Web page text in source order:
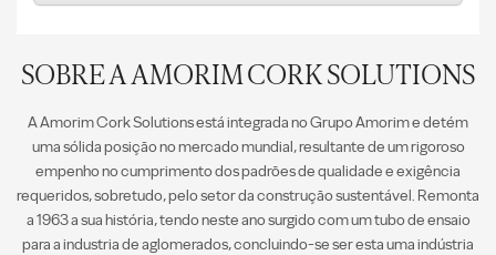
SOBRE A AMORIM CORK SOLUTIONS
A Amorim Cork Solutions está integrada no Grupo Amorim e detém
uma sólida posição no mercado mundial, resultante de um rigoroso
empenho no cumprimento dos padrões de qualidade e exigência
requeridos, sobretudo, pelo setor da construção sustentável. Remonta
a 1963 a sua história, tendo neste ano surgido com um tubo de ensaio
para a industria de aglomerados, concluindo-se ser esta uma indústria